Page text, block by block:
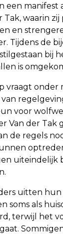
een
Tak, waarin
en
Tijdens de
bij
is
vraagt onder
voor
Van der Tak
de regels
uiteindelijk
uitten
soms als
terwijl het